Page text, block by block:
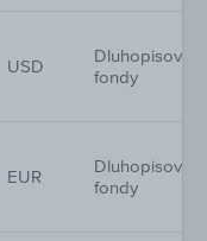
USD
Dluhopisové
fondy
EUR
Dluhopisové
fondy